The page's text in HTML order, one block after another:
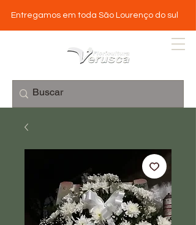
Entregamos em toda São Lourenço do sul